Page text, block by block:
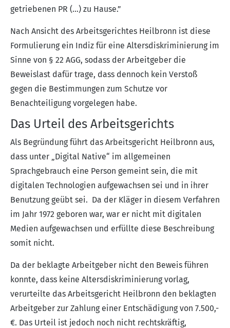
getriebenen PR (…) zu Hause.”
Nach Ansicht des Arbeitsgerichtes Heilbronn ist diese
Formulierung ein Indiz für eine Altersdiskriminierung im
Sinne von § 22 AGG, sodass der Arbeitgeber die
Beweislast dafür trage, dass dennoch kein Verstoß
gegen die Bestimmungen zum Schutze vor
Benachteiligung vorgelegen habe.
Das Urteil des Arbeitsgerichts
Als Begründung führt das Arbeitsgericht Heilbronn aus,
dass unter „Digital Native“ im allgemeinen
Sprachgebrauch eine Person gemeint sein, die mit
digitalen Technologien aufgewachsen sei und in ihrer
Benutzung geübt sei. Da der Kläger in diesem Verfahren
im Jahr 1972 geboren war, war er nicht mit digitalen
Medien aufgewachsen und erfüllte diese Beschreibung
somit nicht.
Da der beklagte Arbeitgeber nicht den Beweis führen
konnte, dass keine Altersdiskriminierung vorlag,
verurteilte das Arbeitsgericht Heilbronn den beklagten
Arbeitgeber zur Zahlung einer Entschädigung von 7.500,-
€. Das Urteil ist jedoch noch nicht rechtskräftig,